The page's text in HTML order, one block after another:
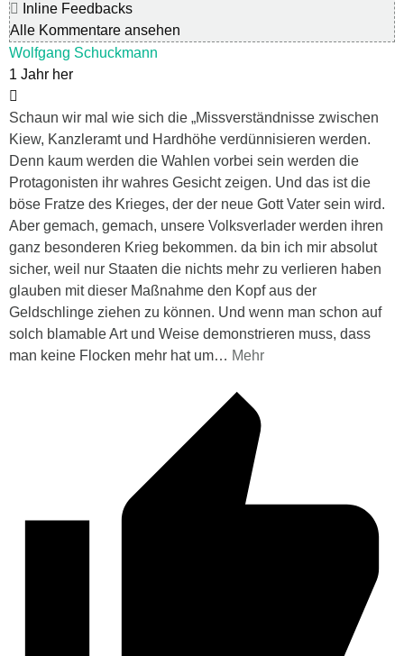
Inline Feedbacks
Alle Kommentare ansehen
Wolfgang Schuckmann
1 Jahr her
Schaun wir mal wie sich die „Missverständnisse zwischen
Kiew, Kanzleramt und Hardhöhe verdünnisieren werden.
Denn kaum werden die Wahlen vorbei sein werden die
Protagonisten ihr wahres Gesicht zeigen. Und das ist die
böse Fratze des Krieges, der der neue Gott Vater sein wird.
Aber gemach, gemach, unsere Volksverlader werden ihren
ganz besonderen Krieg bekommen. da bin ich mir absolut
sicher, weil nur Staaten die nichts mehr zu verlieren haben
glauben mit dieser Maßnahme den Kopf aus der
Geldschlinge ziehen zu können. Und wenn man schon auf
solch blamable Art und Weise demonstrieren muss, dass
man keine Flocken mehr hat um… Mehr